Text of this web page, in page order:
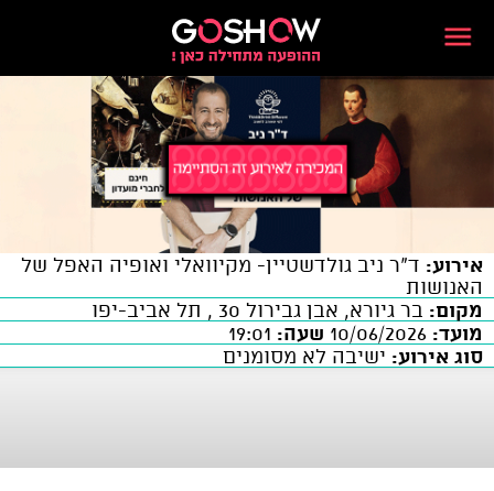
אירוע: ד"ר ניב גולדשטיין- מקיוואלי ואופיה האפל של
האנושות
מקום: בר גיורא, אבן גבירול 30 , תל אביב-יפו
מועד:
שעה:
סוג אירוע: ישיבה לא מסומנים